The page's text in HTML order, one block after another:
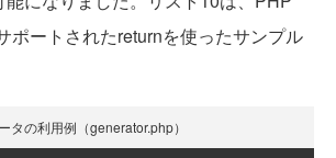
ポートされたreturnを使ったサンプル
の利用例（generator.php）